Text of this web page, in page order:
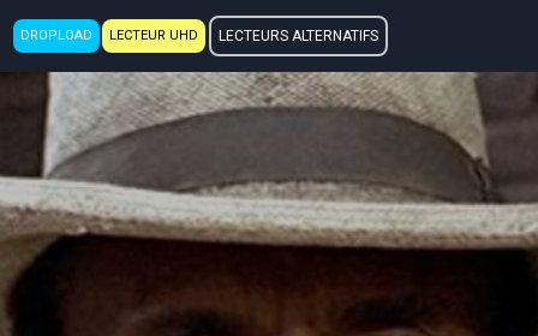
DROPLOAD LECTEUR UHD LECTEURS ALTERNATIFS